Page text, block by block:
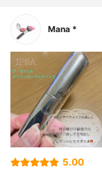
Mana *
5.00